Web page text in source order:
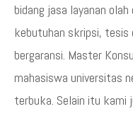
bidang jasa layanan
kebutuhan skripsi, tesis
bergaransi. Master
mahasiswa universitas
terbuka. Selain itu kami